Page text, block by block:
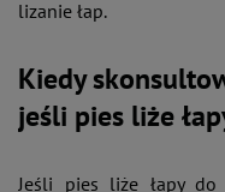
lizanie łap​.
Kiedy
jeśli pies liże
Jeśli pies liże łapy